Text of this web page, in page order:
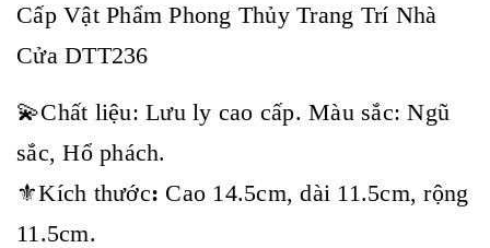
Cấp Vật Phẩm Phong Thủy Trang Trí Nhà
Cửa DTT236
💫Chất liệu: Lưu ly cao cấp. Màu sắc: Ngũ
sắc, Hổ phách.
⚜️Kích thước: Cao 14.5cm, dài 11.5cm, rộng
11.5cm.